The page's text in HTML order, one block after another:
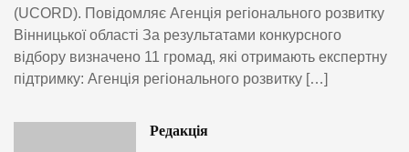
(UCORD). Повідомляє Агенція регіонального розвитку
Вінницької області За результатами конкурсного
відбору визначено 11 громад, які отримають експертну
підтримку: Агенція регіонального розвитку […]
Редакція